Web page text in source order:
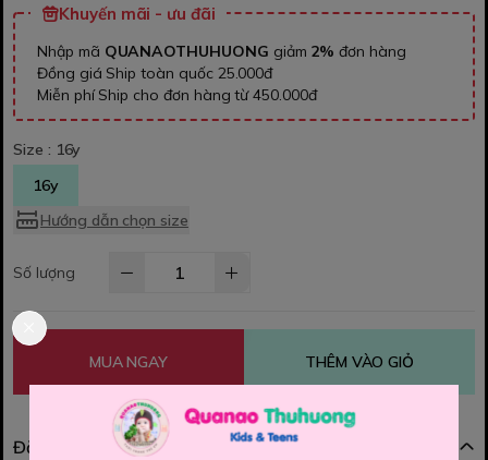
Khuyến mãi - ưu đãi
Nhập mã QUANAOTHUHUONG giảm 2% đơn hàng
Đồng giá Ship toàn quốc 25.000đ
Miễn phí Ship cho đơn hàng từ 450.000đ
Size : 16y
16y
Hướng dẫn chọn size
Số lượng
MUA NGAY THÊM VÀO GIỎ
Đặc điểm nổi bật